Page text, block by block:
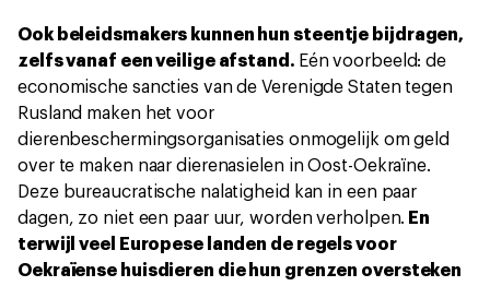
Ook beleidsmakers kunnen hun steentje bijdragen,
zelfs vanaf een veilige afstand. Eén voorbeeld: de
economische sancties van de Verenigde Staten tegen
Rusland maken het voor
dierenbeschermingsorganisaties onmogelijk om geld
over te maken naar dierenasielen in Oost-Oekraïne.
Deze bureaucratische nalatigheid kan in een paar
dagen, zo niet een paar uur, worden verholpen. En
terwijl veel Europese landen de regels voor
Oekraïense huisdieren die hun grenzen oversteken